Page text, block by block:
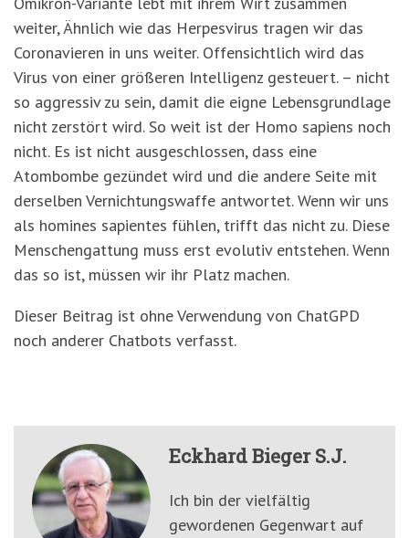
weiter, Ähnlich wie das Herpesvirus tragen wir das
Coronavieren in uns weiter. Offensichtlich wird das
Virus von einer größeren Intelligenz gesteuert. – nicht
so aggressiv zu sein, damit die eigne Lebensgrundlage
nicht zerstört wird. So weit ist der Homo sapiens noch
nicht. Es ist nicht ausgeschlossen, dass eine
Atombombe gezündet wird und die andere Seite mit
derselben Vernichtungswaffe antwortet. Wenn wir uns
als homines sapientes fühlen, trifft das nicht zu. Diese
Menschengattung muss erst evolutiv entstehen. Wenn
das so ist, müssen wir ihr Platz machen.
Dieser Beitrag ist ohne Verwendung von ChatGPD
noch anderer Chatbots verfasst.
Eckhard Bieger S.J.
Ich bin der vielfältig
gewordenen Gegenwart auf